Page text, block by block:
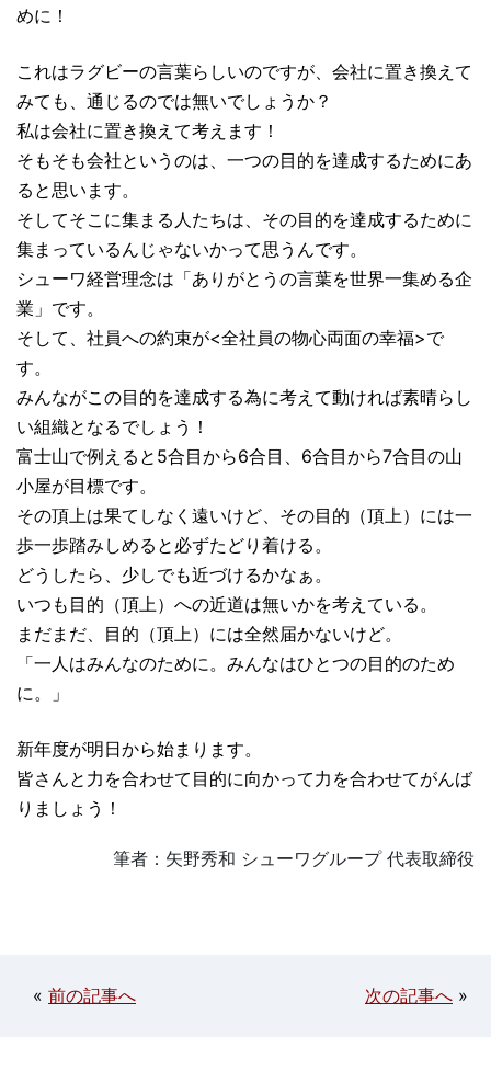
めに！
これはラグビーの言葉らしいのですが、会社に置き換えて
みても、通じるのでは無いでしょうか？
私は会社に置き換えて考えます！
そもそも会社というのは、一つの目的を達成するためにあ
ると思います。
そしてそこに集まる人たちは、その目的を達成するために
集まっているんじゃないかって思うんです。
シューワ経営理念は「ありがとうの言葉を世界一集める企
業」です。
そして、社員への約束が<全社員の物心両面の幸福>で
す。
みんながこの目的を達成する為に考えて動ければ素晴らし
い組織となるでしょう！
富士山で例えると5合目から6合目、6合目から7合目の山
小屋が目標です。
その頂上は果てしなく遠いけど、その目的（頂上）には一
歩一歩踏みしめると必ずたどり着ける。
どうしたら、少しでも近づけるかなぁ。
いつも目的（頂上）への近道は無いかを考えている。
まだまだ、目的（頂上）には全然届かないけど。
「一人はみんなのために。みんなはひとつの目的のため
に。」
新年度が明日から始まります。
皆さんと力を合わせて目的に向かって力を合わせてがんば
りましょう！
筆者：矢野秀和 シューワグループ 代表取締役
« 前の記事へ 次の記事へ »